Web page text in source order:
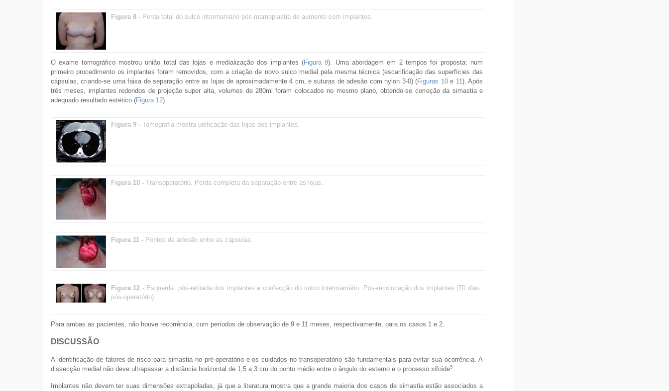
Figura 8 - Perda total do sulco intermamário pós-mamoplastia de aumento com implantes.
O exame tomográfico mostrou união total das lojas e medialização dos implantes (Figura 9). Uma abordagem em 2 tempos foi proposta: num
primeiro procedimento os implantes foram removidos, com a criação de novo sulco medial pela mesma técnica (escarificação das superfícies das
cápsulas, criando-se uma faixa de separação entre as lojas de aproximadamente 4 cm, e suturas de adesão com nylon 3-0) (Figuras 10e 11). Após
três meses, implantes redondos de projeção super alta, volumes de 280ml foram colocados no mesmo plano, obtendo-se correção da simastia e
adequado resultado estético (Figura 12).
Figura 9 - Tomografia mostra unificação das lojas dos implantes.
Figura 10 - Transoperatório. Perda completa da separação entre as lojas.
Figura 11 - Pontos de adesão entre as cápsulas.
Figura 12 - Esquerda: pós-retirada dos implantes e confecção do sulco intermamário. Pós-recolocação dos implantes (70 dias
pós-operatório).
Para ambas as pacientes, não houve recorrência, com períodos de observação de 9 e 11 meses, respectivamente, para os casos 1 e 2.
DISCUSSÃO
A identificação de fatores de risco para simastia no pré-operatório e os cuidados no transoperatório são fundamentais para evitar sua ocorrência. A
dissecção medial não deve ultrapassar a distância horizontal de 1,5 a 3 cm do ponto médio entre o ângulo do esterno e o processo xifoide5.
Implantes não devem ter suas dimensões extrapoladas, já que a literatura mostra que a grande maioria dos casos de simastia estão associados a